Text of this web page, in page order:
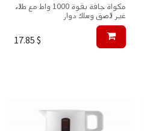
مكواة جافة بقوة 1000 واط مع طلاء
غير لاصق وسلك دوار
$
17.85